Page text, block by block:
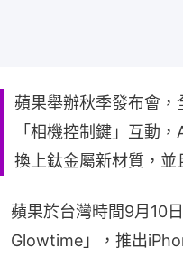
蘋果舉辦秋季發布會
「相機控制鍵」互動
換上鈦金屬新材質，並
蘋果於台灣時間9月10
Glowtime」，推出